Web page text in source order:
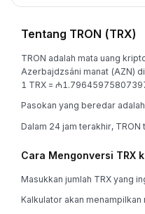
Tentang TRON (TRX)
TRON adalah mata uang
Azerbajdzsáni manat (AZN)
1 TRX =
Pasokan yang beredar
Dalam 24 jam terakhir, TRON
Cara Mengonversi TRX
Masukkan jumlah TRX yang
Kalkulator akan menampilkan